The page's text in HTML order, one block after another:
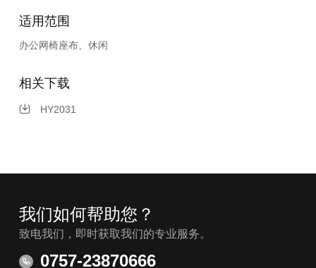
适用范围
办公网椅座布、休闲
相关下载
HY2031
我们如何帮助您？
致电我们，即时获取我们的专业服务。
0757-23870666